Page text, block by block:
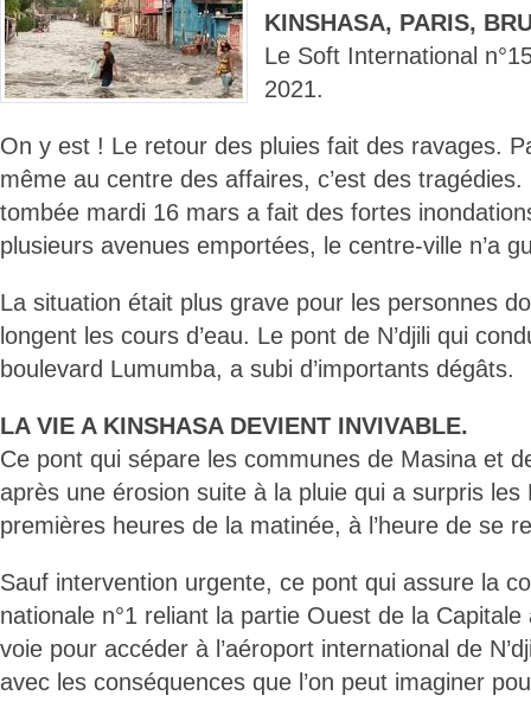
KINSHASA, PARIS,
Le Soft International
2021.
On y est ! Le retour des pluies fait des ravages.
même au centre des affaires, c’est des
tombée mardi 16 mars a fait des fortes
plusieurs avenues emportées, le centre-ville n’a
La situation était plus grave pour les personnes
longent les cours d’eau. Le pont de N’djili qui
boulevard Lumumba, a subi d’importants dégâts.
LA VIE A KINSHASA DEVIENT INVIVABLE.
Ce pont qui sépare les communes de Masina et
après une érosion suite à la pluie qui a surpris les
premières heures de la matinée, à l’heure de se
Sauf intervention urgente, ce pont qui assure la
nationale n°1 reliant la partie Ouest de la
voie pour accéder à l’aéroport international de
avec les conséquences que l’on peut imaginer